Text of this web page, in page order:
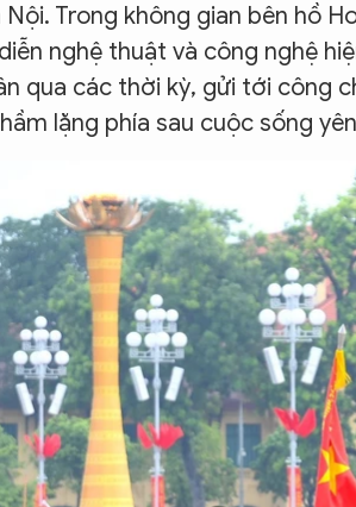
Nội. Trong không gian bên hồ
nghệ thuật và công nghệ
qua các thời kỳ, gửi tới công
lặng phía sau cuộc sống